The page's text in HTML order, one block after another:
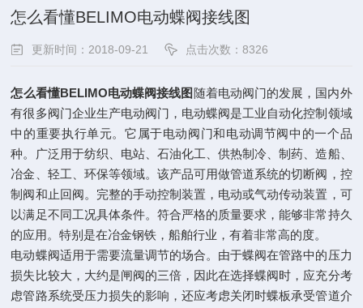
怎么看懂BELIMO电动蝶阀接线图
更新时间：2018-09-21 点击次数：8326
怎么看懂BELIMO电动蝶阀接线图 随着电动阀门的发展，国内外
有很多阀门企业生产电动阀门，电动蝶阀是工业自动化控制领域
中的重要执行单元。它属于电动阀门和电动调节阀中的一个品
种。广泛用于纺织、电站、石油化工、供热制冷、制药、造船、
冶金、轻工、环保等领域。该产品可用做管道系统的切断阀，控
制阀和止回阀。完整的手动控制装置，电动或气动传动装置，可
以满足不同工况具体条件。符合严格的质量要求，能够非常持久
的应用。特别是在冶金钢铁，船舶行业，有着非常高的度。
电动蝶阀适用于需要流量调节的场合。由于蝶阀在管路中的压力
损失比较大，大约是闸阀的三倍，因此在选择蝶阀时，应充分考
虑管路系统受压力损失的影响，还应考虑关闭时蝶板承受管道介